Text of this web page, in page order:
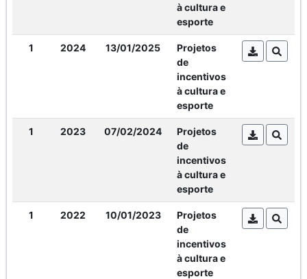
à cultura e
esporte
1 2024 13/01/2025
Projetos
de
incentivos
à cultura e
esporte
1 2023 07/02/2024
Projetos
de
incentivos
à cultura e
esporte
1 2022 10/01/2023
Projetos
de
incentivos
à cultura e
esporte